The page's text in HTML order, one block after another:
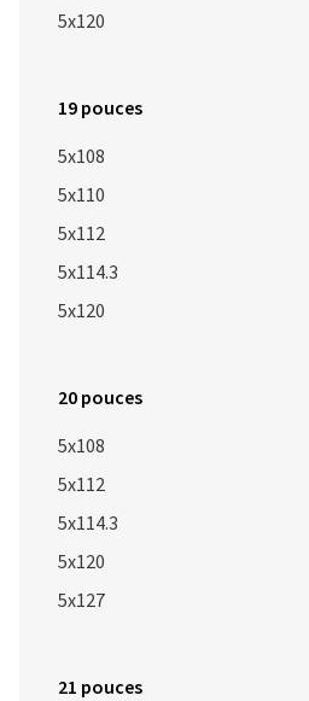
5x120
19 pouces
5x108
5x110
5x112
5x114.3
5x120
20 pouces
5x108
5x112
5x114.3
5x120
5x127
21 pouces